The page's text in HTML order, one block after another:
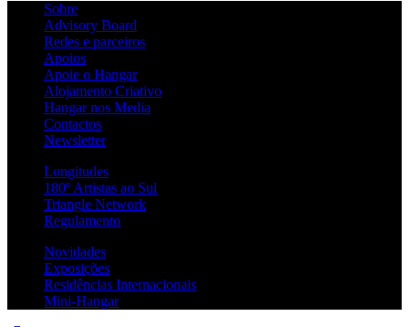
Sobre
Advisory Board
Redes e parceiros
Apoios
Apoie o Hangar
Alojamento Criativo
Hangar nos Media
Contactos
Newsletter
Longitudes
180º Artistas ao Sul
Triangle Network
Regulamento
Novidades
Exposições
Residências Internacionais
Mini-Hangar